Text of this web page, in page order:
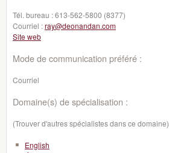
Tél. bureau :613-562-5800 (8377)
Courriel :ray@deonandan.com
Site web
Mode de communication préféré :
Courriel
Domaine(s) de spécialisation :
(Trouver d'autres spécialistes dans ce domaine)
English